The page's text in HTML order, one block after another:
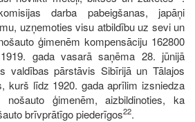
darba pabeigšanas, japāņi
uzņemoties visu atbildību uz sevi un
ģimenēm kompensāciju 162800
gada vasarā saņēma 28. jūnijā
valdības pārstāvis Sibīrijā un Tālajos
kurš līdz 1920. gada aprīlim izsniedza
ģimenēm, aizbildinoties, ka
brīvprātīgo piederīgos22.